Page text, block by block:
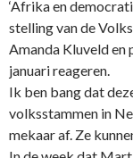
‘Afrika en
stelling van de
Amanda Kluveld en
januari reageren.
Ik ben bang dat
volksstammen in
mekaar af. Ze